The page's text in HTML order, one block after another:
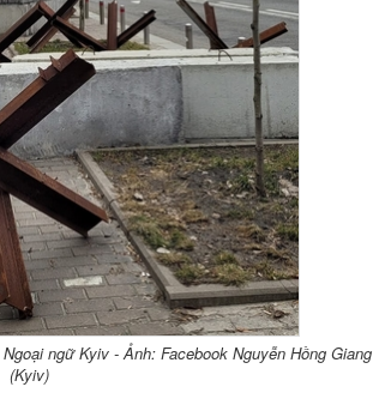
ngữ Kyiv - Ảnh: Facebook Nguyễn Hồng Giang
(Kyiv)